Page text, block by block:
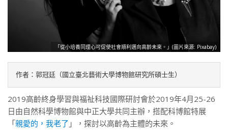
「從小培養同理心可促使社會順利邁向高齡未來。」(圖片來源: Pixabay)
作者：郭冠廷（國立臺北藝術大學博物館研究所碩士生）
2019高齡終身學習與福祉科技國際研討會於2019年4月25-26
日由自然科學博物館與中正大學共同主辦，搭配科博館特展
「親愛的，我老了 」，探討以高齡為主體的未來。